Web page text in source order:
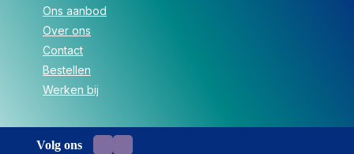
Ons aanbod
Over ons
Contact
Bestellen
Werken bij
Volg ons